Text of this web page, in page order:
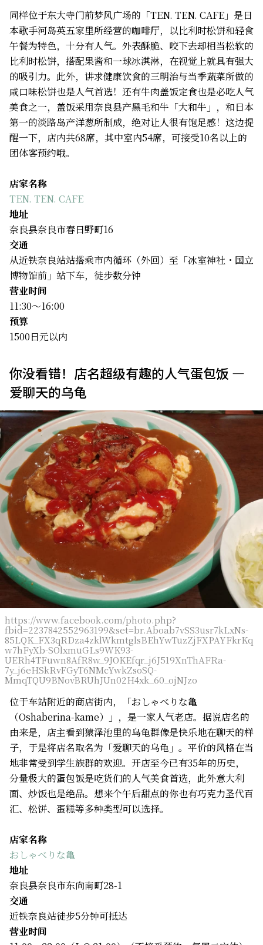
同样位于东大寺门前梦风广场的「TEN. TEN. CAFE」是日
本歌手河岛英五家里所经营的咖啡厅，以比利时松饼和轻食
午餐为特色，十分有人气。外表酥脆、咬下去却相当松软的
比利时松饼，搭配果酱和一球冰淇淋，在视觉上就具有强大
的吸引力。此外，讲求健康饮食的三明治与当季蔬菜所做的
咸口味松饼也是人气首选！还有牛肉盖饭定食也是必吃人气
美食之一，盖饭采用奈良县产黑毛和牛「大和牛」，和日本
第一的淡路岛产洋葱所制成，绝对让人很有饱足感！这边提
醒一下，店内共68席，其中室内54席，可接受10名以上的
团体客预约哦。
店家名称
TEN. TEN. CAFE
地址
奈良县奈良市春日野町16
交通
从近铁奈良站站搭乘市内循环（外回）至「冰室神社・国立
博物馆前」站下车，徒步数分钟
营业时间
11:30～16:00
预算
1500日元以内
你没看错！店名超级有趣的人气蛋包饭 —
爱聊天的乌龟
https://www.facebook.com/photo.php?
fbid=2237842552963199&set=br.Aboab7vSS3usr7kLxNs-
85LQK_FX3qRDza4zklWkmtglsBEhYwTuzZjFXPAYFkrKq
w7hFyXb-SOlxmuGLs9WK93-
UERh4TFuwn8AfR8w_9JOKEfqr_j6J519XnThAFRa-
7y_j6eHSkRvFGyT6NMcYwkZsoSQ-
MmqTQU9BNovBRUhJUn02H4xk_60_ojNJzo
位于车站附近的商店街内，「おしゃべりな亀
（Oshaberina-kame）」，是一家人气老店。据说店名的
由来是，店主看到猿泽池里的乌龟群像是快乐地在聊天的样
子，于是将店名取名为「爱聊天的乌龟」。平价的风格在当
地非常受到学生族群的欢迎。开店至今已有35年的历史，
分量极大的蛋包饭是吃货们的人气美食首选，此外意大利
面、炒饭也是绝品。想来个午后甜点的你也有巧克力圣代百
汇、松饼、蛋糕等多种类型可以选择。
店家名称
おしゃべりな亀
地址
奈良县奈良市东向南町28-1
交通
近铁奈良站徒步5分钟可抵达
营业时间